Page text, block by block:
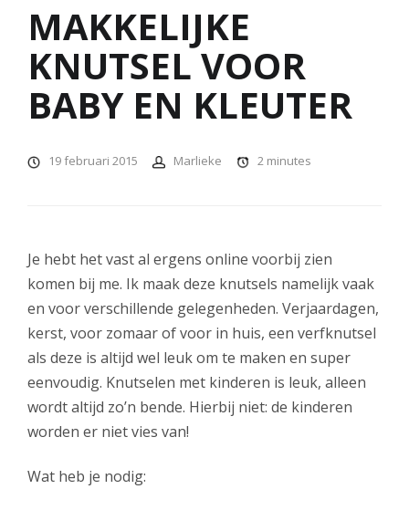
MAKKELIJKE
KNUTSEL VOOR
BABY EN KLEUTER
19 februari 2015 Marlieke 2 minutes
Je hebt het vast al ergens online voorbij zien
komen bij me. Ik maak deze knutsels namelijk vaak
en voor verschillende gelegenheden. Verjaardagen,
kerst, voor zomaar of voor in huis, een verfknutsel
als deze is altijd wel leuk om te maken en super
eenvoudig. Knutselen met kinderen is leuk, alleen
wordt altijd zo’n bende. Hierbij niet: de kinderen
worden er niet vies van!
Wat heb je nodig: